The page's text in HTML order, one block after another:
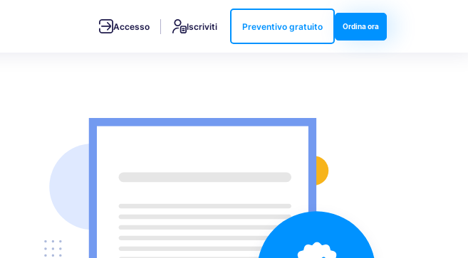
Accesso Iscriviti Preventivo gratuito Ordina ora